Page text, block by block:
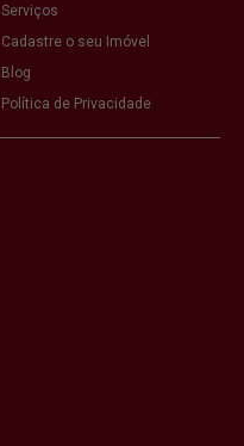
Serviços
Cadastre o seu Imóvel
Blog
Política de Privacidade